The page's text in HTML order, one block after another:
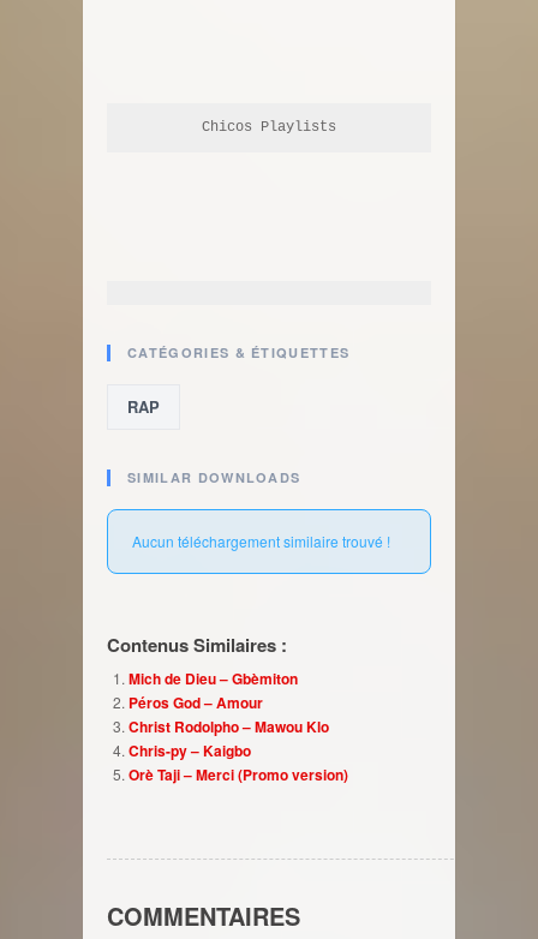
Chicos Playlists
CATÉGORIES & ÉTIQUETTES
RAP
SIMILAR DOWNLOADS
Aucun téléchargement similaire trouvé !
Contenus Similaires :
Mich de Dieu – Gbèmiton
Péros God – Amour
Christ Rodolpho – Mawou Klo
Chris-py – Kaigbo
Orè Taji – Merci (Promo version)
COMMENTAIRES